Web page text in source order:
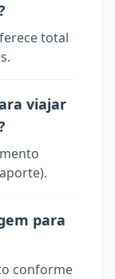
total
viajar
para
conforme